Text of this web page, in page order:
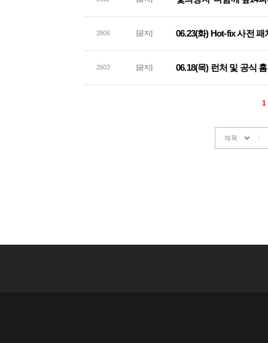
2906 [공지] 06.23(화) Hot-fix 사전
2903 [공지] 06.18(목) 런처 및 공식
1